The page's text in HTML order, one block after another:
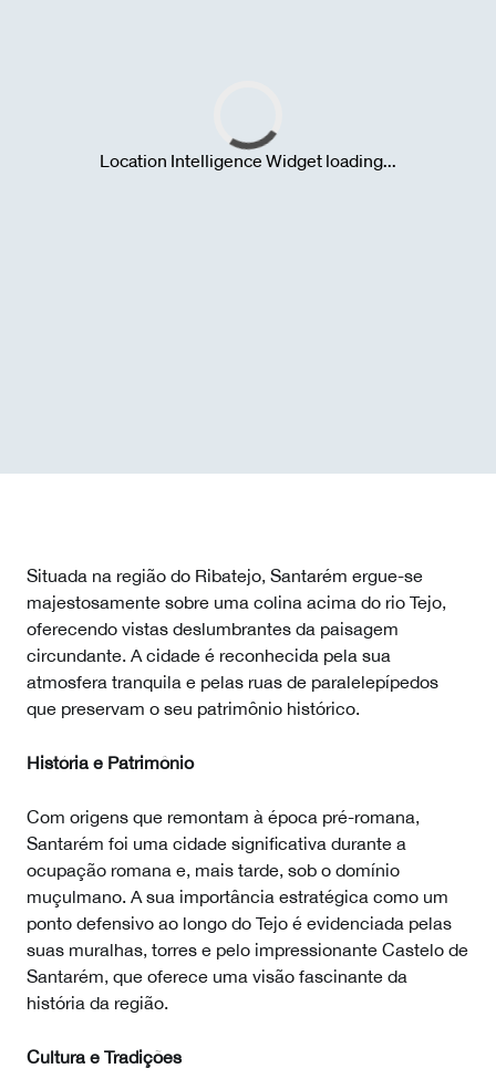
Situada na região do Ribatejo, Santarém ergue-se
majestosamente sobre uma colina acima do rio Tejo,
oferecendo vistas deslumbrantes da paisagem
circundante. A cidade é reconhecida pela sua
atmosfera tranquila e pelas ruas de paralelepípedos
que preservam o seu patrimônio histórico.
História e Patrimônio
Com origens que remontam à época pré-romana,
Santarém foi uma cidade significativa durante a
ocupação romana e, mais tarde, sob o domínio
muçulmano. A sua importância estratégica como um
ponto defensivo ao longo do Tejo é evidenciada pelas
suas muralhas, torres e pelo impressionante Castelo de
Santarém, que oferece uma visão fascinante da
história da região.
Cultura e Tradições